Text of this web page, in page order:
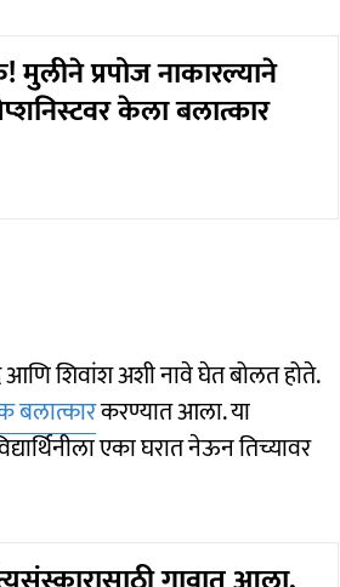
प्रपोज नाकारल्याने
केला बलात्कार
शिवांश अशी नावे घेत बोलत होते.
बलात्कारकरण्यात आला. या
एका घरात नेऊन तिच्यावर